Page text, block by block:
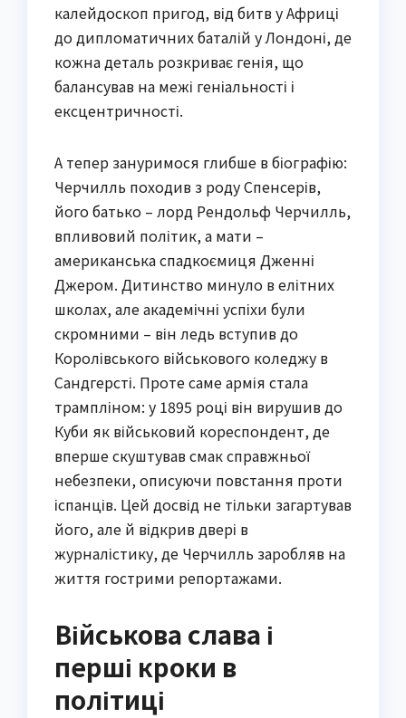
калейдоскоп пригод, від битв у Африці
до дипломатичних баталій у Лондоні, де
кожна деталь розкриває генія, що
балансував на межі геніальності і
ексцентричності.
А тепер зануримося глибше в біографію:
Черчилль походив з роду Спенсерів,
його батько – лорд Рендольф Черчилль,
впливовий політик, а мати –
американська спадкоємиця Дженні
Джером. Дитинство минуло в елітних
школах, але академічні успіхи були
скромними – він ледь вступив до
Королівського військового коледжу в
Сандгерсті. Проте саме армія стала
трампліном: у 1895 році він вирушив до
Куби як військовий кореспондент, де
вперше скуштував смак справжньої
небезпеки, описуючи повстання проти
іспанців. Цей досвід не тільки загартував
його, але й відкрив двері в
журналістику, де Черчилль заробляв на
життя гострими репортажами.
Військова слава і
перші кроки в
політиці